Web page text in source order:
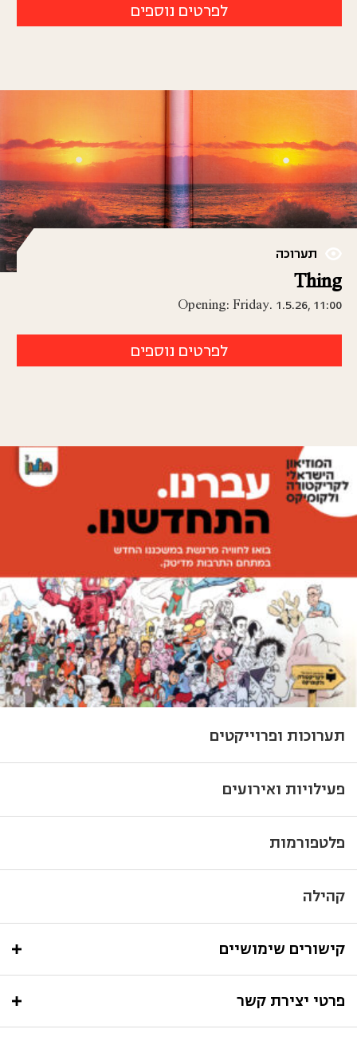
לפרטים נוספים
תערוכה
Thing
Opening: Friday. 1.5.26, 11:00
לפרטים נוספים
תערוכות ופרוייקטים
פעילויות ואירועים
פלטפורמות
קהילה
קישורים שימושיים
פרטי יצירת קשר